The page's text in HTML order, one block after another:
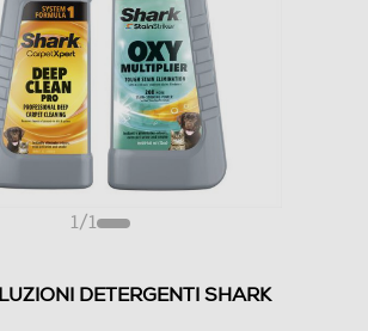
1/1
DETERGENTI SHARK